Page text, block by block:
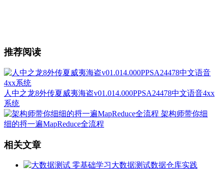
推荐阅读
人中之龙8外传夏威夷海盗v01.014.000PPSA24478中文语音4xx
系统
架构师带你细
细的捋一遍MapReduce全流程
相关文章